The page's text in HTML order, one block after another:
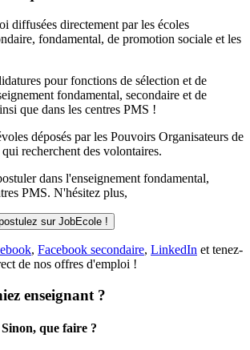
diffusées directement par les écoles
fondamental, de promotion sociale et les
pour fonctions de sélection et de
fondamental, secondaire et de
que dans les centres PMS !
déposés par les Pouvoirs Organisateurs de
recherchent des volontaires.
dans l'enseignement fondamental,
PMS. N'hésitez plus,
sur JobEcole !
, Facebook secondaire, LinkedIn et tenez-
de nos offres d'emploi !
enseignant ?
que faire ?